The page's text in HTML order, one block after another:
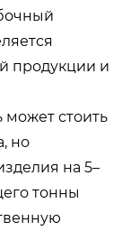
продукции и
стоить
но
на 5–
тонны